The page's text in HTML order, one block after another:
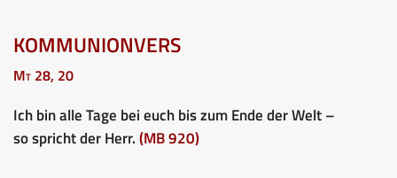
KOMMUNIONVERS
Mt 28, 20
Ich bin alle Tage bei euch bis zum Ende der Welt –
so spricht der Herr.(MB 920)